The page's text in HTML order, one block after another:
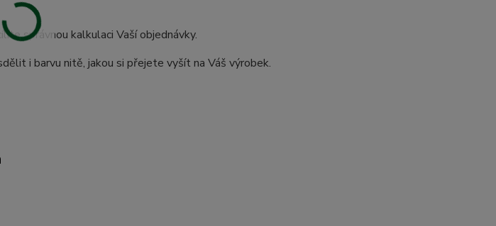
správnou kalkulaci Vaší objednávky.
i barvu nitě, jakou si přejete vyšít na Váš výrobek.